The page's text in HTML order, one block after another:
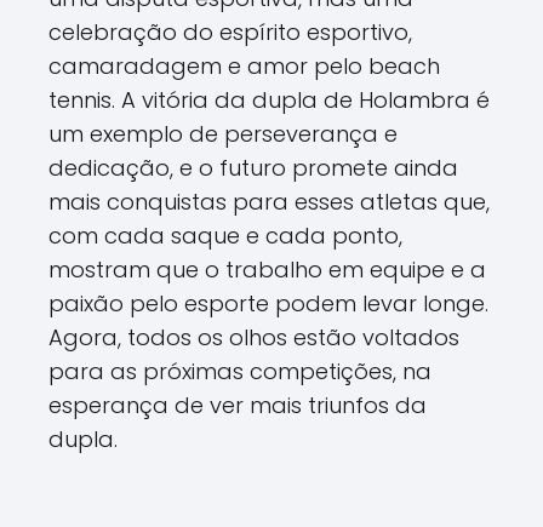
celebração do espírito esportivo,
camaradagem e amor pelo beach
tennis. A vitória da dupla de Holambra é
um exemplo de perseverança e
dedicação, e o futuro promete ainda
mais conquistas para esses atletas que,
com cada saque e cada ponto,
mostram que o trabalho em equipe e a
paixão pelo esporte podem levar longe.
Agora, todos os olhos estão voltados
para as próximas competições, na
esperança de ver mais triunfos da
dupla.